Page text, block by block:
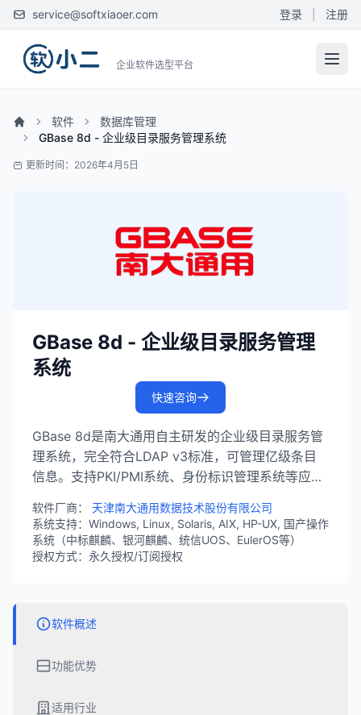
service@softxiaoer.com 登录 注册
企业软件选型平台
软件
数据库管理
GBase 8d - 企业级目录服务管理系统
更新时间：2026年4月5日
GBase 8d - 企业级目录服务管理
系统
快速咨询
GBase 8d是南大通用自主研发的企业级目录服务管
理系统，完全符合LDAP v3标准，可管理亿级条目
信息。支持PKI/PMI系统、身份标识管理系统等应用
应用于电子政务、大型企事业单位的身份管理和认证
授权领域。
软件厂商： 天津南大通用数据技术股份有限公司
系统支持：Windows, Linux, Solaris, AIX, HP-UX, 国产操作
系统（中标麒麟、银河麒麟、统信UOS、EulerOS等）
授权方式：永久授权/订阅授权
软件概述
功能优势
适用行业